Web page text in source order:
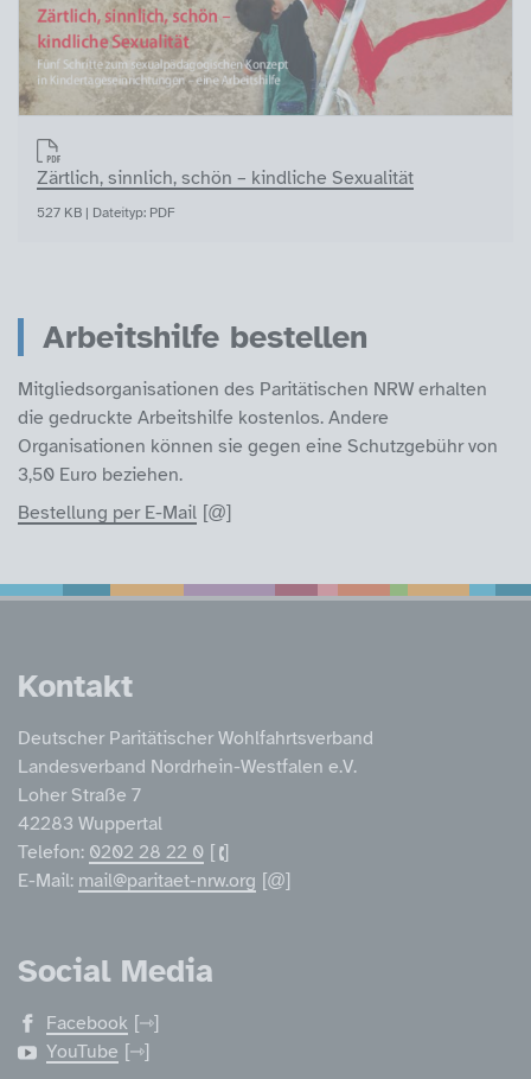
Zärtlich, sinnlich, schön – kindliche Sexualität
527 KB | Dateityp: PDF
Arbeitshilfe bestellen
Mitgliedsorganisationen des Paritätischen NRW erhalten
die gedruckte Arbeitshilfe kostenlos. Andere
Organisationen können sie gegen eine Schutzgebühr von
3,50 Euro beziehen.
Bestellung per E-Mail
Service
Kontakt
Deutscher Paritätischer Wohlfahrtsverband
Landesverband Nordrhein-Westfalen e.V.
Loher Straße 7
42283 Wuppertal
Telefon: 0202 28 22 0
E-Mail: mail@paritaet-nrw.org
Social Media
Facebook
YouTube